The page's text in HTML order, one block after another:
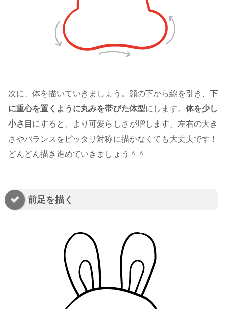
次に、体を描いていきましょう。顔の下から線を引き、 下
に重心を置くように丸みを帯びた体型にします。 体を少し
小さ目 にすると、より可愛らしさが増します。左右の大き
さやバランスをピッタリ対称に描かなくても大丈夫です！
どんどん描き進めていきましょう＾＾
前足を描く